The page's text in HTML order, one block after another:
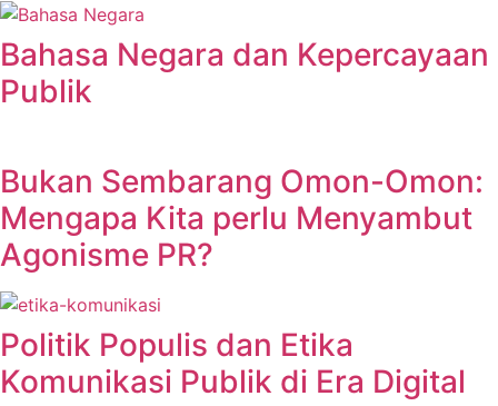
Bahasa Negara dan Kepercayaan
Publik
Bukan Sembarang Omon-Omon:
Mengapa Kita perlu Menyambut
Agonisme PR?
Politik Populis dan Etika
Komunikasi Publik di Era Digital